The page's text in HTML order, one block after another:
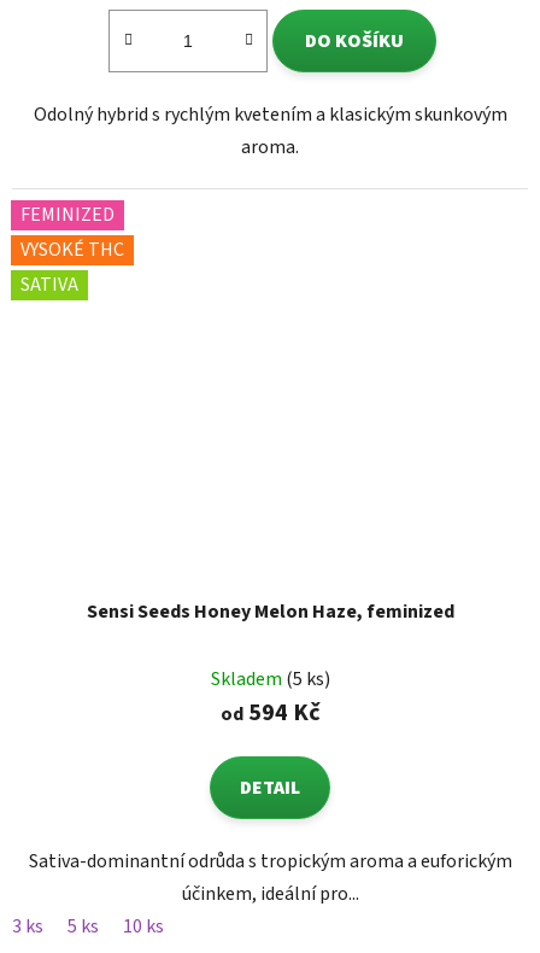
DO KOŠÍKU
Odolný hybrid s rychlým kvetením a klasickým skunkovým
aroma.
FEMINIZED
VYSOKÉ THC
SATIVA
Sensi Seeds Honey Melon Haze, feminized
Skladem (5 ks)
od594 Kč
DETAIL
Sativa-dominantní odrůda s tropickým aroma a euforickým
účinkem, ideální pro...
3 ks
5 ks 10 ks